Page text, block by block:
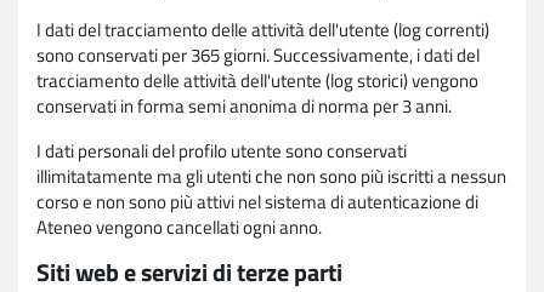
I dati del tracciamento delle attività dell'utente (log correnti)
sono conservati per 365 giorni. Successivamente, i dati del
tracciamento delle attività dell'utente (log storici) vengono
conservati in forma semi anonima di norma per 3 anni.
I dati personali del profilo utente sono conservati
illimitatamente ma gli utenti che non sono più iscritti a nessun
corso e non sono più attivi nel sistema di autenticazione di
Ateneo vengono cancellati ogni anno.
Siti web e servizi di terze parti